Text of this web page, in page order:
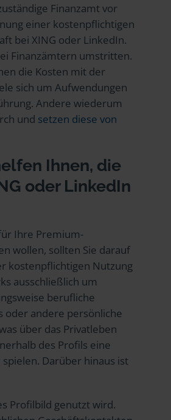
Finanzamt vor
einer kostenpflichtigen
bei XING oder LinkedIn.
Finanzämtern umstritten.
die Kosten mit der
sich um Aufwendungen
Andere wiederum
und setzen diese von
Ihnen, die
oder LinkedIn
Ihre Premium-
wollen, sollten Sie darauf
kostenpflichtigen Nutzung
ausschließlich um
berufliche
oder andere persönliche
über das Privatleben
des Profils eine
Darüber hinaus ist
Profilbild genutzt wird.